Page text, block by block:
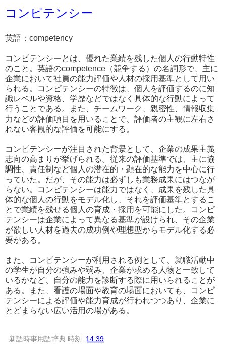
コンピテンシー
英語：competency
コンピテンシーとは、優れた業績を残した個人の行動特性
のこと。英語のcompetence（競争する）の名詞形で、主に
企業において社員の能力評価や人材の採用基準として用い
られる。コンピテンシーの特徴は、個人を評価するのに知
識レベルや資格、学歴などではなく具体的な行動によって
行うことである。また、チームワーク、親密性、情報収集
力などの評価項目を用いることで、評価者の主観に左右さ
れない客観的な評価を可能にする。
コンピテンシーが注目された背景として、企業の成果主義
志向の高まりが挙げられる。従来の評価基準では、主に協
調性、責任制など個人の潜在的・顕在的な能力を中心に行
っていた。だが、その能力は必ずしも業務成果にはつなが
らない。コンピテンシーは能力ではなく、成果を残した具
体的な個人の行動をモデル化し、それを評価基準とするこ
とで業績を残せる個人の育成・採用を可能にした。コンピ
テンシーは企業によって異なる基準が設けられ、その企業
が欲しい人材を過去の成功例や理想型からモデル化する必
要がある。
また、コンピテンシーが利用される例として、就職活動中
の学生が自分の強みや弱み、企業が求める人物と一致して
いるかなど、自分の能力を診断する際に用いられることが
ある。また、看護の場面や教育の場面においても、コンピ
テンシーによる評価や能力育成が行われつつあり、企業に
とどまらない広い活用の場がある。
新語時事用語辞典 時刻: 14:39